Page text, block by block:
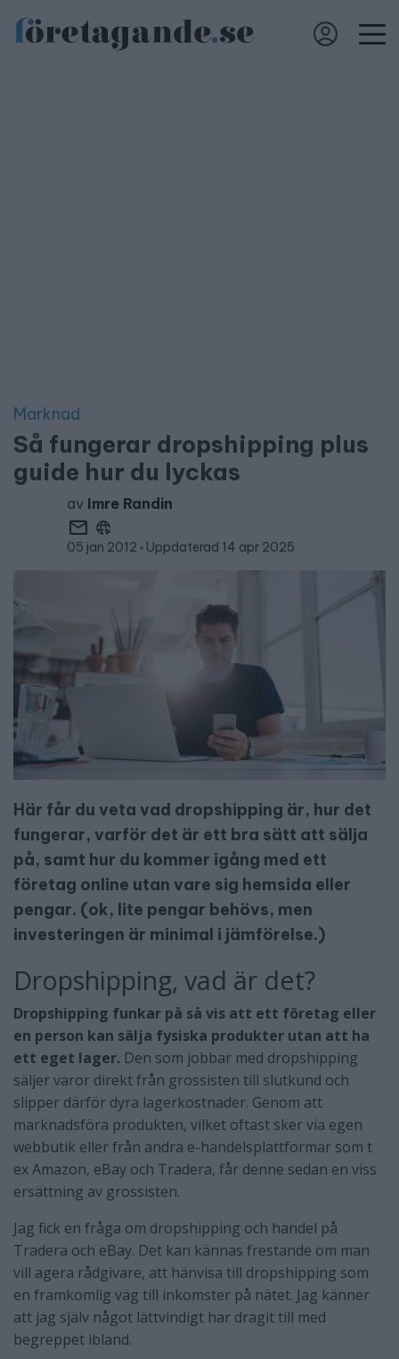
Marknad
Så fungerar dropshipping plus
guide hur du lyckas
av Imre Randin
05 jan 2012 Uppdaterad 14 apr 2025
Här får du veta vad dropshipping är, hur det
fungerar, varför det är ett bra sätt att sälja
på, samt hur du kommer igång med ett
företag online utan vare sig hemsida eller
pengar. (ok, lite pengar behövs, men
investeringen är minimal i jämförelse.)
Dropshipping, vad är det?
Dropshipping funkar på så vis att ett företag eller
en person kan sälja fysiska produkter utan att ha
ett eget lager. Den som jobbar med dropshipping
säljer varor direkt från grossisten till slutkund och
slipper därför dyra lagerkostnader. Genom att
marknadsföra produkten, vilket oftast sker via egen
webbutik eller från andra e-handelsplattformar som t
ex Amazon, eBay och Tradera, får denne sedan en viss
ersättning av grossisten.
Jag fick en fråga om dropshipping och handel på
Tradera och eBay. Det kan kännas frestande om man
vill agera rådgivare, att hänvisa till dropshipping som
en framkomlig väg till inkomster på nätet. Jag känner
att jag själv något lättvindigt har dragit till med
begreppet ibland.